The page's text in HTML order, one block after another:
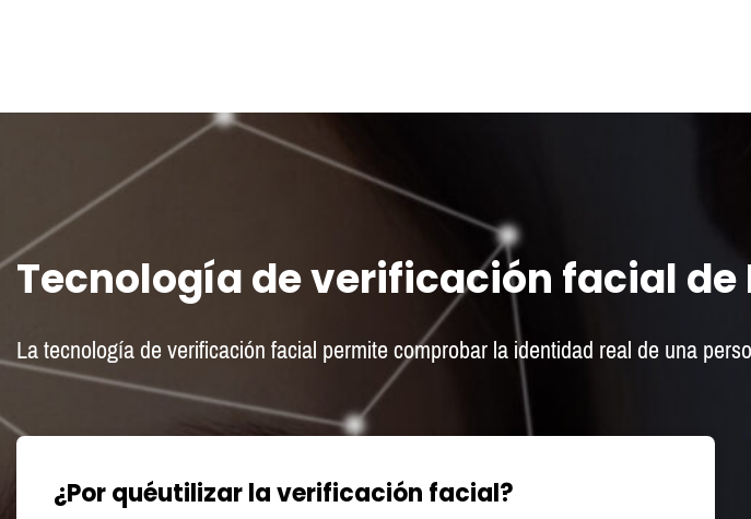
Tecnología de verificación facial de
La tecnología de verificación facial permite comprobar la identidad real de una
¿Por quéutilizar la verificación facial?